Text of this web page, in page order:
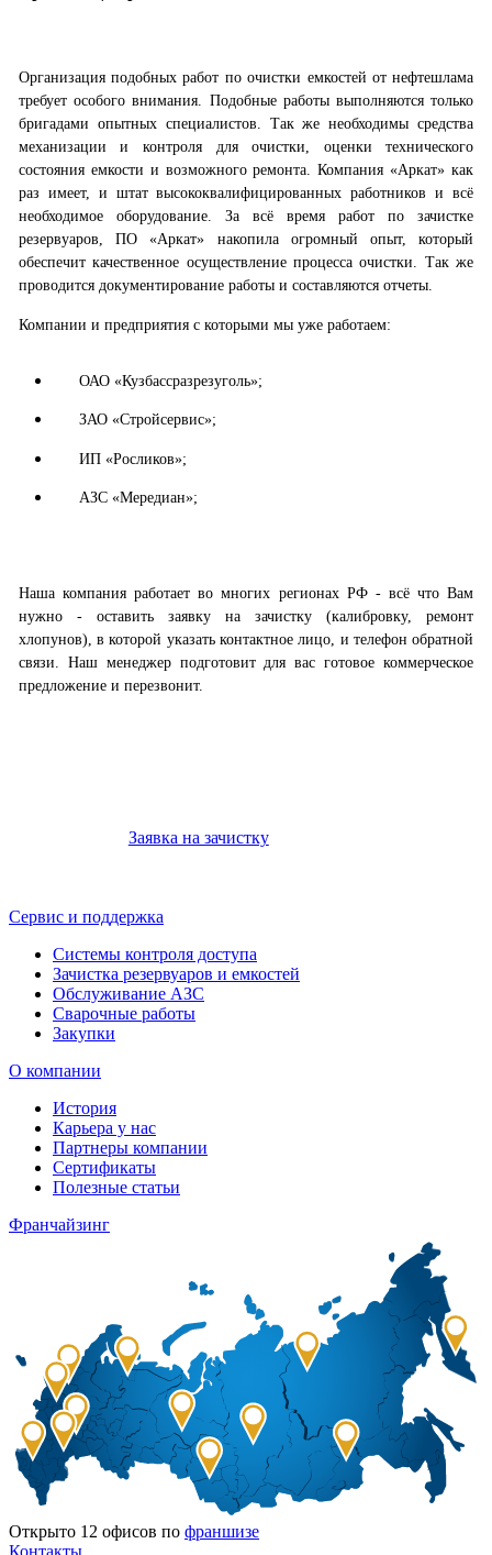
Организация подобных работ по очистки емкостей от нефтешлама
требует особого внимания. Подобные работы выполняются только
бригадами опытных специалистов. Так же необходимы средства
механизации и контроля для очистки, оценки технического
состояния емкости и возможного ремонта. Компания «Аркат» как
раз имеет, и штат высококвалифицированных работников и всё
необходимое оборудование. За всё время работ по зачистке
резервуаров, ПО «Аркат» накопила огромный опыт, который
обеспечит качественное осуществление процесса очистки. Так же
проводится документирование работы и составляются отчеты.
Компании и предприятия с которыми мы уже работаем:
ОАО «Кузбассразрезуголь»;
ЗАО «Стройсервис»;
ИП «Росликов»;
АЗС «Мередиан»;
Наша компания работает во многих регионах РФ - всё что Вам
нужно - оставить заявку на зачистку (калибровку, ремонт
хлопунов), в которой указать контактное лицо, и телефон обратной
связи. Наш менеджер подготовит для вас готовое коммерческое
предложение и перезвонит.
Заявка на зачистку
Сервис и поддержка
Системы контроля доступа
Зачистка резервуаров и емкостей
Обслуживание АЗС
Сварочные работы
Закупки
О компании
История
Карьера у нас
Партнеры компании
Сертификаты
Полезные статьи
Франчайзинг
Открыто 12 офисов по франшизе